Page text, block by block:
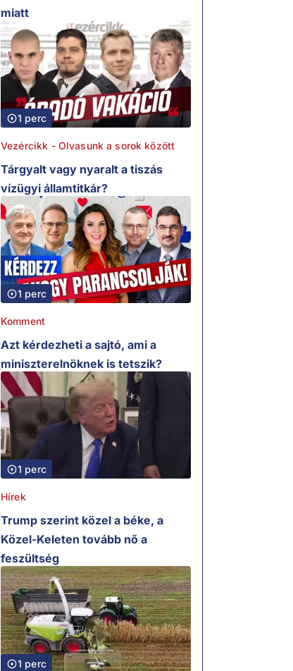
miatt
1 perc
Vezércikk - Olvasunk a sorok között
Tárgyalt vagy nyaralt a tiszás
vízügyi államtitkár?
1 perc
Komment
Azt kérdezheti a sajtó, ami a
miniszterelnöknek is tetszik?
1 perc
Hírek
Trump szerint közel a béke, a
Közel-Keleten tovább nő a
feszültség
1 perc